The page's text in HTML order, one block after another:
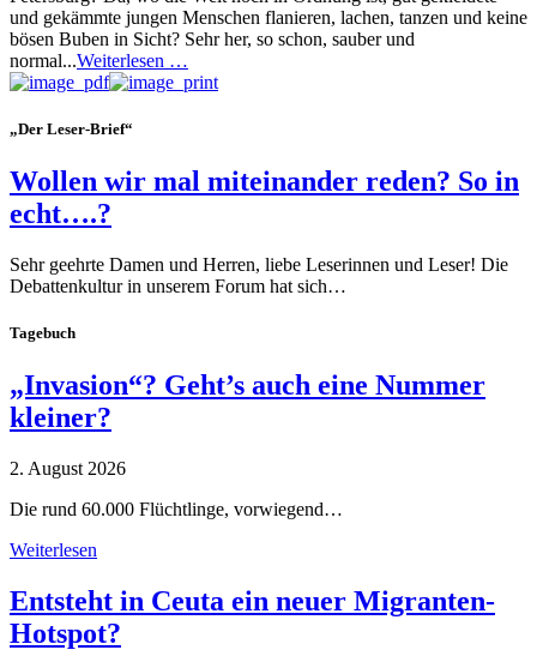
und gekämmte jungen Menschen flanieren, lachen, tanzen und keine
bösen Buben in Sicht? Sehr her, so schon, sauber und
normal...Weiterlesen …
„Der Leser-Brief“
Wollen wir mal miteinander reden? So in
echt….?
Sehr geehrte Damen und Herren, liebe Leserinnen und Leser! Die
Debattenkultur in unserem Forum hat sich…
Tagebuch
„Invasion“? Geht’s auch eine Nummer
kleiner?
2. August 2026
Die rund 60.000 Flüchtlinge, vorwiegend…
Weiterlesen
Entsteht in Ceuta ein neuer Migranten-
Hotspot?